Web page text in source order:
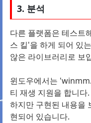
3. 분석
다른 플랫폼은 테스트
스 킬'을 하게 되어 있
않은 라이브러리로 보
윈도우에서는
티 재생 지원을 합니다.
하지만 구현된 내용을
현되어 있습니다.